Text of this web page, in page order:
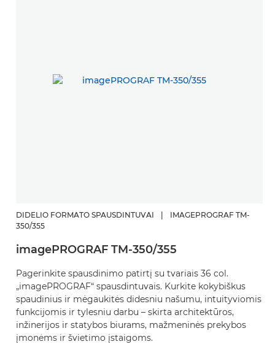
DIDELIO FORMATO SPAUSDINTUVAI
IMAGEPROGRAF TM-
350/355
imagePROGRAF TM-350/355
Pagerinkite spausdinimo patirtį su tvariais 36 col.
„imagePROGRAF“ spausdintuvais. Kurkite kokybiškus
spaudinius ir mėgaukitės didesniu našumu, intuityviomis
funkcijomis ir tylesniu darbu – skirta architektūros,
inžinerijos ir statybos biurams, mažmeninės prekybos
įmonėms ir švietimo įstaigoms.